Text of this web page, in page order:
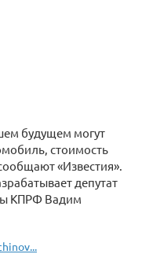
будущем могут
стоимость
«Известия».
депутат
КПРФ Вадим